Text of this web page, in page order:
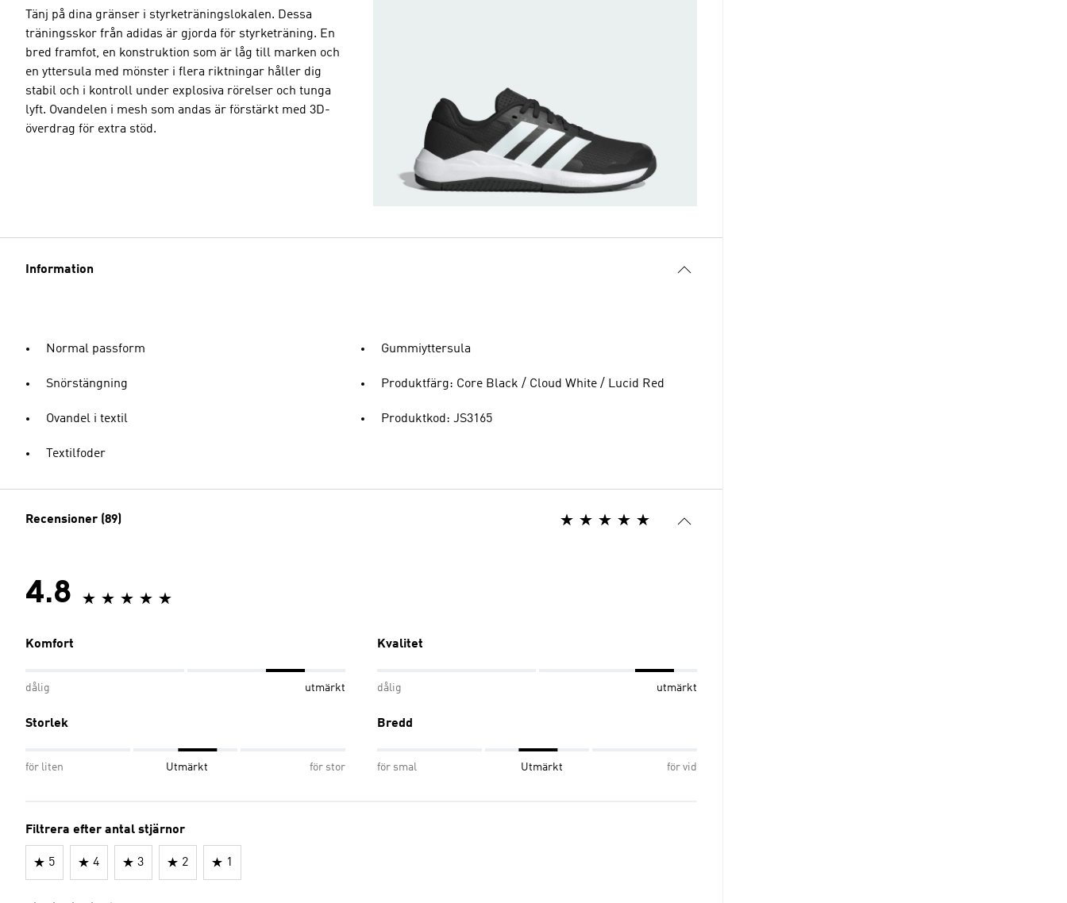
Tänj på dina gränser i styrketräningslokalen. Dessa
träningsskor från adidas är gjorda för styrketräning. En
bred framfot, en konstruktion som är låg till marken och
en yttersula med mönster i flera riktningar håller dig
stabil och i kontroll under explosiva rörelser och tunga
lyft. Ovandelen i mesh som andas är förstärkt med 3D-
överdrag för extra stöd.
Information
Normal passform
Snörstängning
Ovandel i textil
Textilfoder
Gummiyttersula
Produktfärg: Core Black / Cloud White / Lucid Red
Produktkod: JS3165
Recensioner (89)
4.8
Komfort
dålig utmärkt
Kvalitet
dålig utmärkt
Storlek
för liten Utmärkt för stor
Bredd
för smal Utmärkt för vid
Filtrera efter antal stjärnor
5 4 3 2 1